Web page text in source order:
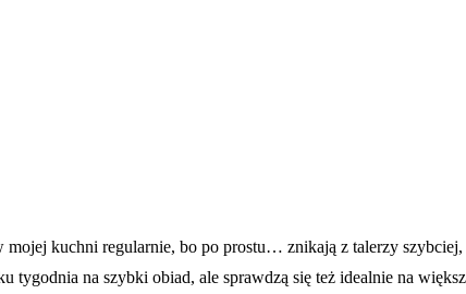
mojej kuchni regularnie, bo po prostu… znikają z talerzy
tygodnia na szybki obiad, ale sprawdzą się też idealnie na